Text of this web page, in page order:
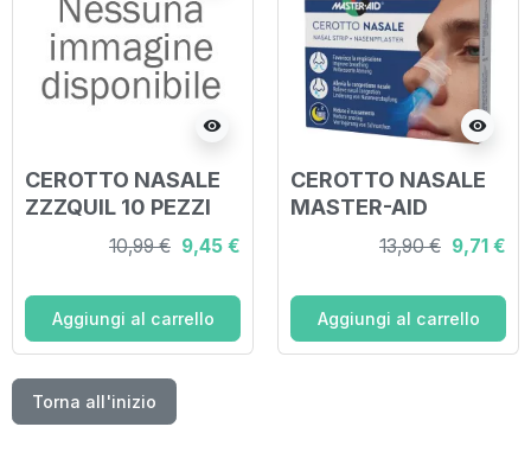
visibility
CEROTTO NASALE
ZZZQUIL 10 PEZZI
10,99 € 9,45 €
Aggiungi al carrello
visibility
CEROTTO NASALE
MASTER-AID
56X17MM 30 PEZZI
13,90 € 9,71 €
Aggiungi al carrello
Torna all'inizio